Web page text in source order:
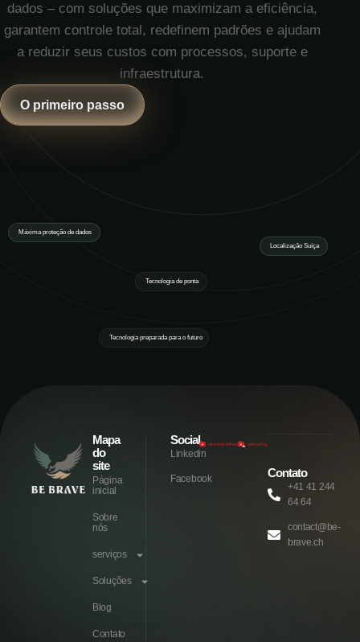
dados – com soluções que maximizam a eficiência,
garantem controle total, redefinem padrões e ajudam
a reduzir seus custos com processos, suporte e
infraestrutura.
O primeiro passo
Máxima proteção de dados
Localização Suíça
Tecnologia de ponta
Tecnologia preparada para o futuro
Mapa
do
site
Página
inicial
Sobre
nós
serviços
Soluções
Blog
Contato
Social
Linkedin
Facebook Contato
+41 41 244
64 64
contact@be-
brave.ch